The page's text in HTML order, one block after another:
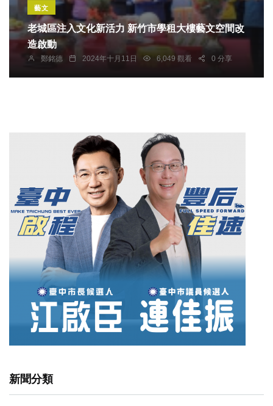
藝文
老城區注入文化新活力 新竹市學租大樓藝文空間改
造啟動
鄭銘德 2024年十月11日 6,049 觀看 0 分享
新聞分類